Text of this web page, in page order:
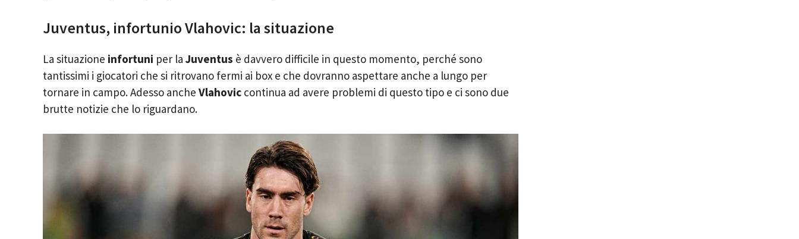
Juventus, infortunio Vlahovic: la situazione
La situazione infortuni per la Juventus è davvero difficile in questo momento, perché sono
tantissimi i giocatori che si ritrovano fermi ai box e che dovranno aspettare anche a lungo per
tornare in campo. Adesso anche Vlahovic continua ad avere problemi di questo tipo e ci sono due
brutte notizie che lo riguardano.